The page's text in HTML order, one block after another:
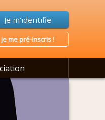
je me pré-inscris !